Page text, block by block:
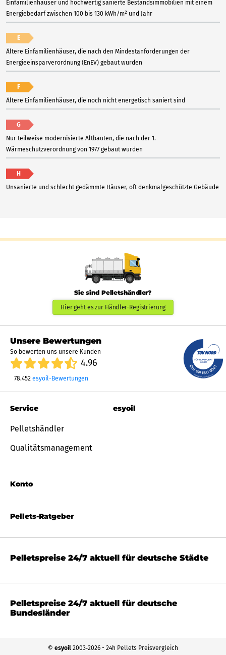
Einfamilienhäuser und hochwertig sanierte Bestandsimmobilien mit einem
Energiebedarf zwischen 100 bis 130 kWh/m² und Jahr
E
Ältere Einfamilienhäuser, die nach den Mindestanforderungen der
Energieeinsparverordnung (EnEV) gebaut wurden
F
Ältere Einfamilienhäuser, die noch nicht energetisch saniert sind
G
Nur teilweise modernisierte Altbauten, die nach der 1.
Wärmeschutzverordnung von 1977 gebaut wurden
H
Unsanierte und schlecht gedämmte Häuser, oft denkmalgeschützte Gebäude
Sie sind Pelletshändler?
Hier geht es zur Händler-Registrierung
Unsere Bewertungen
So bewerten uns unsere Kunden
4.96
78.452 esyoil-Bewertungen
Pellets-Ratgeber
Service
Pelletshändler
Qualitätsmanagement
Konto
esyoil
Pelletspreise 24/7 aktuell für deutsche Städte
Pelletspreise 24/7 aktuell für deutsche
Bundesländer
© esyoil 2003‐2026 - 24h Pellets Preisvergleich